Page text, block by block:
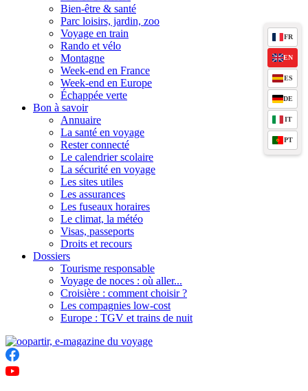
Bien-être & santé
Parc loisirs, jardin, zoo
Voyage en train
Rando et vélo
Montagne
Week-end en France
Week-end en Europe
Échappée verte
Bon à savoir
Annuaire
La santé en voyage
Rester connecté
Le calendrier scolaire
La sécurité en voyage
Les sites utiles
Les assurances
Les fuseaux horaires
Le climat, la météo
Visas, passeports
Droits et recours
Dossiers
Tourisme responsable
Voyage de noces : où aller...
Croisière : comment choisir ?
Les compagnies low-cost
Europe : TGV et trains de nuit
FR
EN
ES
DE
IT
PT